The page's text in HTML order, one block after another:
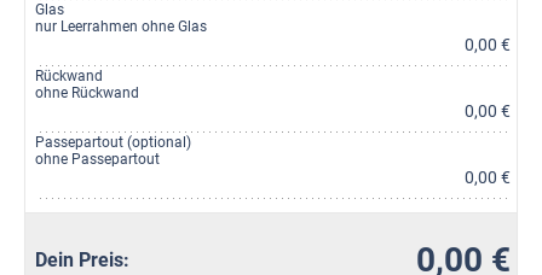
Glas
nur Leerrahmen ohne Glas
0,00 €
Rückwand
ohne Rückwand
0,00 €
Passepartout (optional)
ohne Passepartout
0,00 €
Dein Preis: 0,00 €